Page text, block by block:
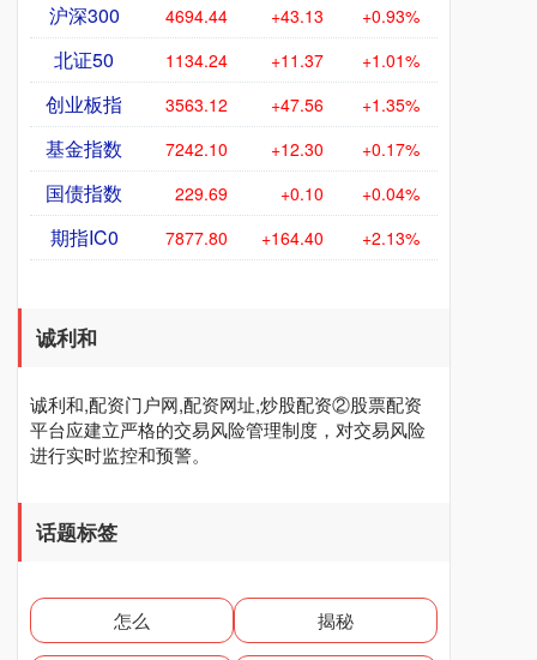
沪深300 4694.44 +43.13 +0.93%
北证50 1134.24 +11.37 +1.01%
创业板指 3563.12 +47.56 +1.35%
基金指数 7242.10 +12.30 +0.17%
国债指数 229.69 +0.10 +0.04%
期指IC0 7877.80 +164.40 +2.13%
诚利和
诚利和,配资门户网,配资网址,炒股配资②股票配资
平台应建立严格的交易风险管理制度，对交易风险
进行实时监控和预警。
话题标签
怎么 揭秘